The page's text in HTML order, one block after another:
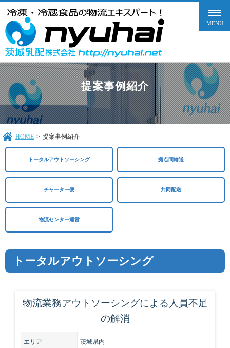
提案事例紹介
HOME > 提案事例紹介
トータルアウトソーシング 拠点間輸送
チャーター便 共同配送​
物流センター運営
トータルアウトソーシング
物流業務アウトソーシングによる人員不足
の解消
エリア 茨城県内